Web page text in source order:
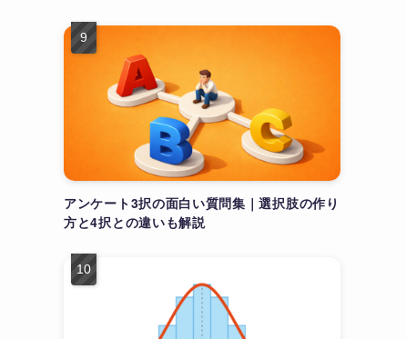
アンケート3択の面白い質問集｜選択肢の作り
方と4択との違いも解説